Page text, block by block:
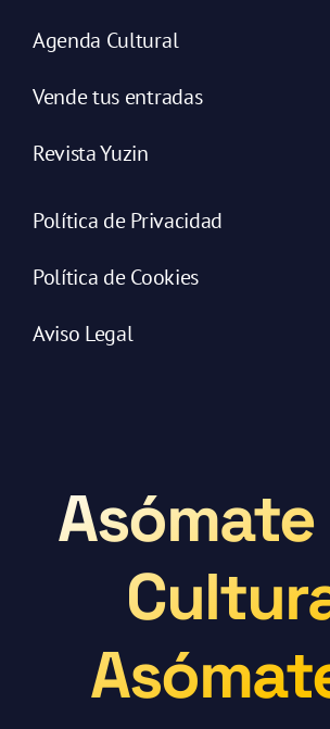
Agenda Cultural
Vende tus entradas
Revista Yuzin
Política de Privacidad
Política de Cookies
Aviso Legal
Asómate